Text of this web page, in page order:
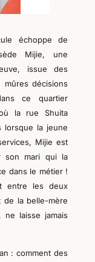
échoppe de
Mijie, une
issue des
mûres décisions
ce quartier
la rue Shuita
lorsque la jeune
Mijie est
son mari qui la
dans le métier !
entre les deux
de la belle-mère
laisse jamais
: comment des